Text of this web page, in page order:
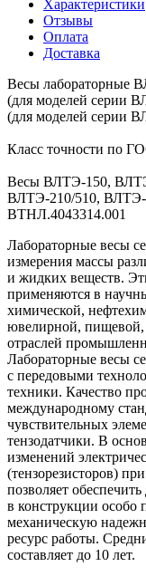
Характеристики
Отзывы
Оплата
Доставка
Весы лабораторные
(для моделей серии
(для моделей серии
Класс точности по
Весы ВЛТЭ-150,
ВЛТЭ-210/510, ВЛТЭ-
ВТНЛ.4043314.001
Лабораторные весы
измерения массы
и жидких веществ.
применяются в
химической,
ювелирной,
отраслей
Лабораторные весы
с передовыми
техники. Качество
международному
чувствительных
тензодатчики. В
изменений
(тензорезисторов)
позволяет
в конструкции особо
механическую
ресурс работы.
составляет до 10 лет.